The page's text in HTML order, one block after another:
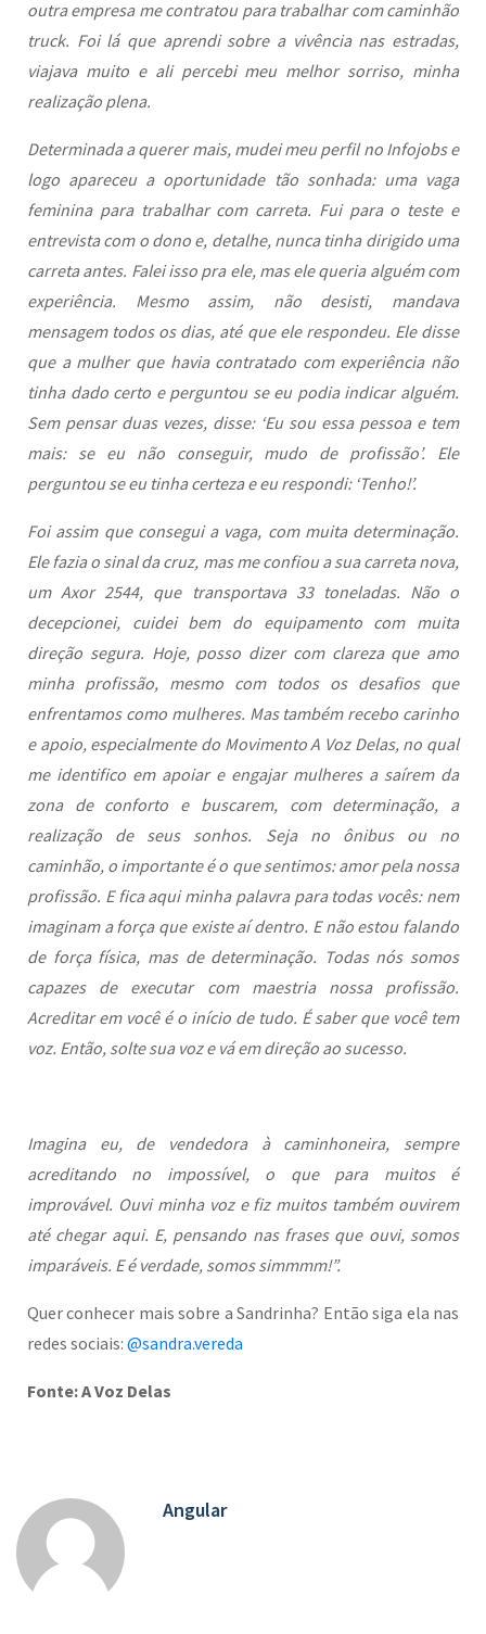
outra empresa me contratou para trabalhar com caminhão
truck. Foi lá que aprendi sobre a vivência nas estradas,
viajava muito e ali percebi meu melhor sorriso, minha
realização plena.
Determinada a querer mais, mudei meu perfil no Infojobs e
logo apareceu a oportunidade tão sonhada: uma vaga
feminina para trabalhar com carreta. Fui para o teste e
entrevista com o dono e, detalhe, nunca tinha dirigido uma
carreta antes. Falei isso pra ele, mas ele queria alguém com
experiência. Mesmo assim, não desisti, mandava
mensagem todos os dias, até que ele respondeu. Ele disse
que a mulher que havia contratado com experiência não
tinha dado certo e perguntou se eu podia indicar alguém.
Sem pensar duas vezes, disse: ‘Eu sou essa pessoa e tem
mais: se eu não conseguir, mudo de profissão’. Ele
perguntou se eu tinha certeza e eu respondi: ‘Tenho!’.
Foi assim que consegui a vaga, com muita determinação.
Ele fazia o sinal da cruz, mas me confiou a sua carreta nova,
um Axor 2544, que transportava 33 toneladas. Não o
decepcionei, cuidei bem do equipamento com muita
direção segura. Hoje, posso dizer com clareza que amo
minha profissão, mesmo com todos os desafios que
enfrentamos como mulheres. Mas também recebo carinho
e apoio, especialmente do Movimento A Voz Delas, no qual
me identifico em apoiar e engajar mulheres a saírem da
zona de conforto e buscarem, com determinação, a
realização de seus sonhos. Seja no ônibus ou no
caminhão, o importante é o que sentimos: amor pela nossa
profissão. E fica aqui minha palavra para todas vocês: nem
imaginam a força que existe aí dentro. E não estou falando
de força física, mas de determinação. Todas nós somos
capazes de executar com maestria nossa profissão.
Acreditar em você é o início de tudo. É saber que você tem
voz. Então, solte sua voz e vá em direção ao sucesso.
Imagina eu, de vendedora à caminhoneira, sempre
acreditando no impossível, o que para muitos é
improvável. Ouvi minha voz e fiz muitos também ouvirem
até chegar aqui. E, pensando nas frases que ouvi, somos
imparáveis. E é verdade, somos simmmm!”.
Quer conhecer mais sobre a Sandrinha? Então siga ela nas
redes sociais: @sandra.vereda
Fonte: A Voz Delas
Angular